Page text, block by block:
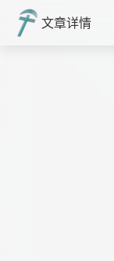
文章详情